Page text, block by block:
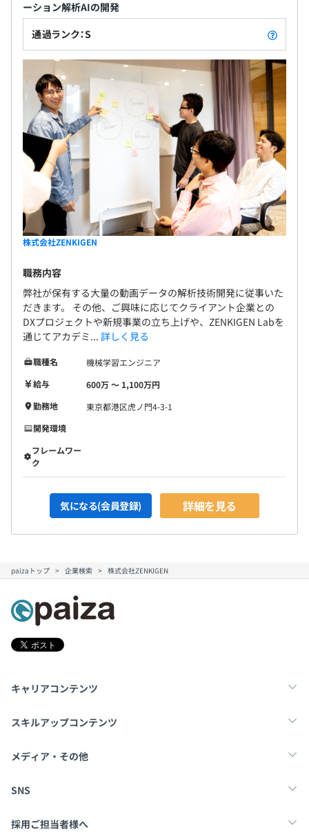
ーション解析AIの開発
通過ランク：S
株式会社ZENKIGEN
職務内容
弊社が保有する大量の動画データの解析技術開発に従事いた
だきます。 その他、ご興味に応じてクライアント企業との
DXプロジェクトや新規事業の立ち上げや、ZENKIGEN Labを
通じてアカデミ... 詳しく見る
職種名
機械学習エンジニア
給与
600万 〜 1,100万円
勤務地
東京都港区虎ノ門4-3-1
開発環境
フレームワー
ク
気になる(会員登録) 詳細を見る
paizaトップ 企業検索 株式会社ZENKIGEN
キャリアコンテンツ
転職・キャリア
スキルアップコンテンツ
学習
メディア・その他
Tech Team Journal
SNS
X
採用ご担当者様へ